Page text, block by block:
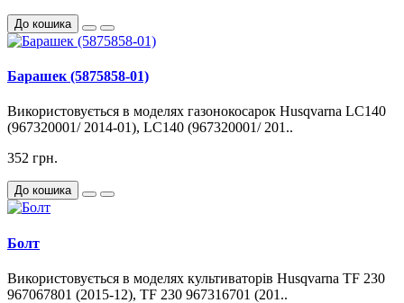
До кошика
Барашек (5875858-01)
Використовується в моделях газонокосарок Husqvarna LC140
(967320001/ 2014-01), LC140 (967320001/ 201..
352 грн.
До кошика
Болт
Використовується в моделях культиваторів Husqvarna TF 230
967067801 (2015-12), TF 230 967316701 (201..